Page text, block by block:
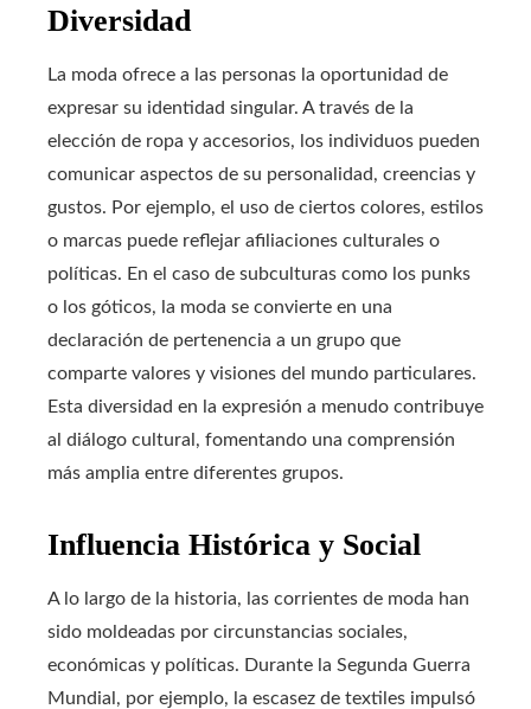
Diversidad
La moda ofrece a las personas la oportunidad de
expresar su identidad singular. A través de la
elección de ropa y accesorios, los individuos pueden
comunicar aspectos de su personalidad, creencias y
gustos. Por ejemplo, el uso de ciertos colores, estilos
o marcas puede reflejar afiliaciones culturales o
políticas. En el caso de subculturas como los punks
o los góticos, la moda se convierte en una
declaración de pertenencia a un grupo que
comparte valores y visiones del mundo particulares.
Esta diversidad en la expresión a menudo contribuye
al diálogo cultural, fomentando una comprensión
más amplia entre diferentes grupos.
Influencia Histórica y Social
A lo largo de la historia, las corrientes de moda han
sido moldeadas por circunstancias sociales,
económicas y políticas. Durante la Segunda Guerra
Mundial, por ejemplo, la escasez de textiles impulsó